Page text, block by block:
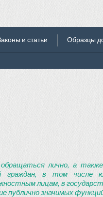
и статьи Образцы
лично, а
граждан, в том числе
лицам, в
публично значимых